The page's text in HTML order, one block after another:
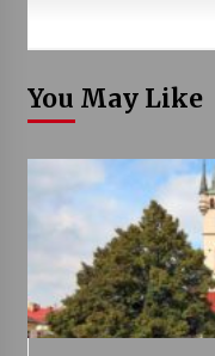
You May Like